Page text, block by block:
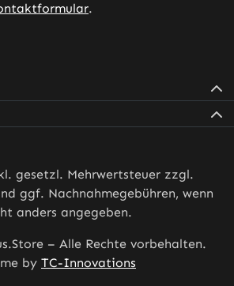
.
– öffnet in neuem Tab
gesetzl. Mehrwertsteuer zzgl.
ggf. Nachnahmegebühren, wenn
anders angegeben.
– Alle Rechte vorbehalten.
by TC-Innovations